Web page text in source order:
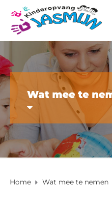
Wat mee te
Home Wat mee te nemen